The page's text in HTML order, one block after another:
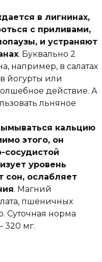
в лигнинах,
с приливами,
и устраняют
. Буквально 2
например, в салатах
йогурты или
действие. А
льняное
кальцию
этого, он
сосудистой
уровень
сон, ослабляет
. Магний
пшеничных
Суточная норма
320 мг.